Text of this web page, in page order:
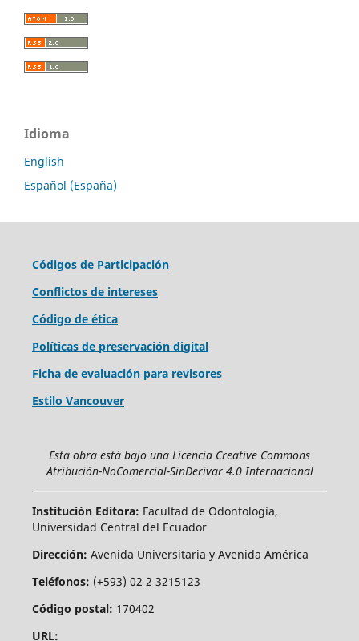
Idioma
English
Español (España)
Códigos de Participación
Conflictos de intereses
Código de ética
Políticas de preservación digital
Ficha de evaluación para revisores
Estilo Vancouver
Esta obra está bajo una Licencia Creative Commons
Atribución-NoComercial-SinDerivar 4.0 Internacional
Institución Editora: Facultad de Odontología,
Universidad Central del Ecuador
Dirección: Avenida Universitaria y Avenida América
Teléfonos: (+593) 02 2 3215123
Código postal: 170402
URL: